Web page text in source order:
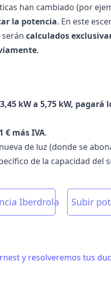
han cambiado (por
la potencia. En este
calculados
.
kW a 5,75 kW, pagará
€ más IVA.
de luz (donde se
de la capacidad del
Iberdrola Subir
y resolveremos tus